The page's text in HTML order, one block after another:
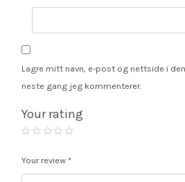
Lagre mitt navn, e-post og nettside i
neste gang jeg kommenterer.
Your rating
Your review *